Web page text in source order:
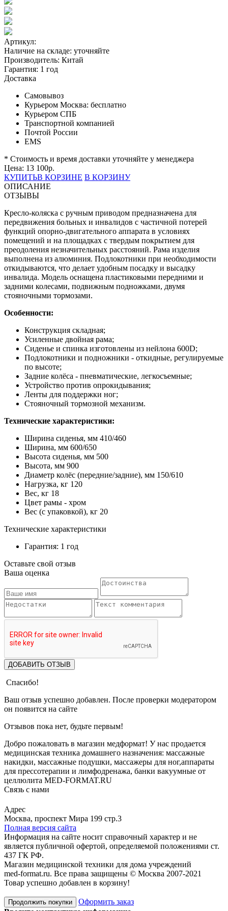
Артикул:
Наличие на складе: уточняйте
Производитель: Китай
Гарантия: 1 год
Доставка
Самовывоз
Курьером Москва: бесплатно
Курьером СПБ
Транспортной компанией
Почтой России
EMS
* Стоимость и время доставки уточняйте у менеджера
Цена: 13 100р.
КУПИТЬВ КОРЗИНЕ В КОРЗИНУ
ОПИСАНИЕ
ОТЗЫВЫ
Кресло-коляска с ручным приводом предназначена для
передвижения больных и инвалидов с частичной потерей
функций опорно-двигательного аппарата в условиях
помещений и на площадках с твердым покрытием для
преодоления незначительных расстояний. Рама изделия
выполнена из алюминия. Подлокотники при необходимости
откидываются, что делает удобным посадку и высадку
инвалида. Модель оснащена пластиковыми передними и
задними колесами, подвижным подножками, двумя
стояночными тормозами.
Особенности:
Конструкция складная;
Усиленные двойная рама;
Сиденье и спинка изготовлены из нейлона 600D;
Подлокотники и подножники - откидные, регулируемые
по высоте;
Задние колёса - пневматические, легкосъемные;
Устройство против опрокидывания;
Ленты для поддержки ног;
Стояночный тормозной механизм.
Технические характеристики:
Ширина сиденья, мм 410/460
Ширина, мм 600/650
Высота сиденья, мм 500
Высота, мм 900
Диаметр колёс (передние/задние), мм 150/610
Нагрузка, кг 120
Вес, кг 18
Цвет рамы - хром
Вес (с упаковкой), кг 20
Технические характеристики
Гарантия: 1 год
Оставьте свой отзыв
Ваша оценка
ДОБАВИТЬ ОТЗЫВ
Спасибо!
Ваш отзыв успешно добавлен. После проверки модератором
он появится на сайте
Отзывов пока нет, будьте первым!
Добро пожаловать в магазин медформат! У нас продается
медицинская техника домашнего назначения: массажные
накидки, массажные подушки, массажеры для ног,аппараты
для прессотерапии и лимфодренажа, банки вакуумные от
целлюлита MED-FORMAT.RU
Связь с нами
Адрес
Москва, проспект Мира 199 стр.3
Полная версия сайта
Информация на сайте носит справочный характер и не
является публичной офертой, определяемой положениями ст.
437 ГК РФ.
Магазин медицинской техники для дома учреждений
med-format.ru. Все права защищены © Москва 2007-2021
Товар успешно добавлен в корзину!
Продолжить покупки
Оформить заказ